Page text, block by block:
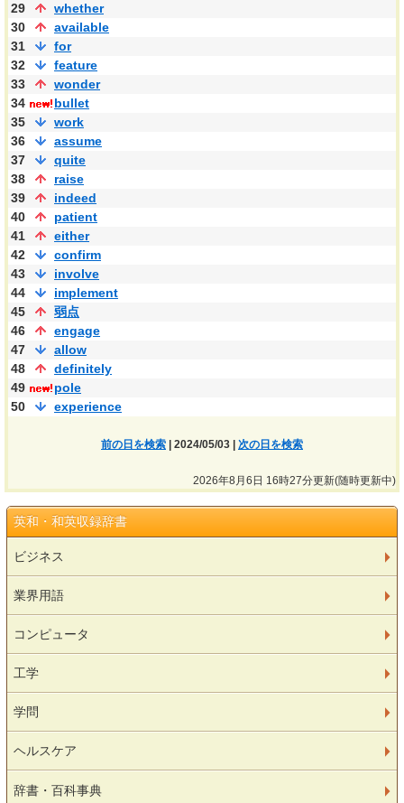
29
whether
30
available
31
for
32
feature
33
wonder
34
bullet
35
work
36
assume
37
quite
38
raise
39
indeed
40
patient
41
either
42
confirm
43
involve
44
implement
45
弱点
46
engage
47
allow
48
definitely
49
pole
50
experience
前の日を検索 | 2024/05/03 | 次の日を検索
2026年8月6日 16時27分更新(随時更新中)
英和・和英収録辞書
ビジネス
業界用語
コンピュータ
工学
学問
ヘルスケア
辞書・百科事典